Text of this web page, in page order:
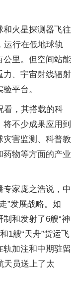
和火星探测器飞往
运行在低地球轨
公里。但空间站能
力、宇宙射线辐射
验平台。
看，其搭载的科
不少成果应用到
灾害监测、科普教
药物等方面的产业
家庞之浩说，中
”发展战略。如
和发射了6艘“神
1艘“天舟”货运飞
加注和中期驻留
天员送上了太